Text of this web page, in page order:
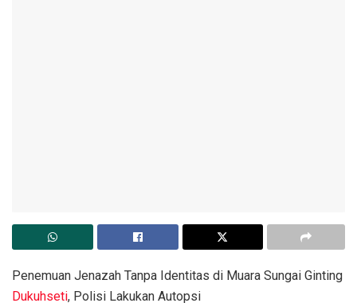
Penemuan Jenazah Tanpa Identitas di Muara Sungai Ginting
Dukuhseti, Polisi Lakukan Autopsi